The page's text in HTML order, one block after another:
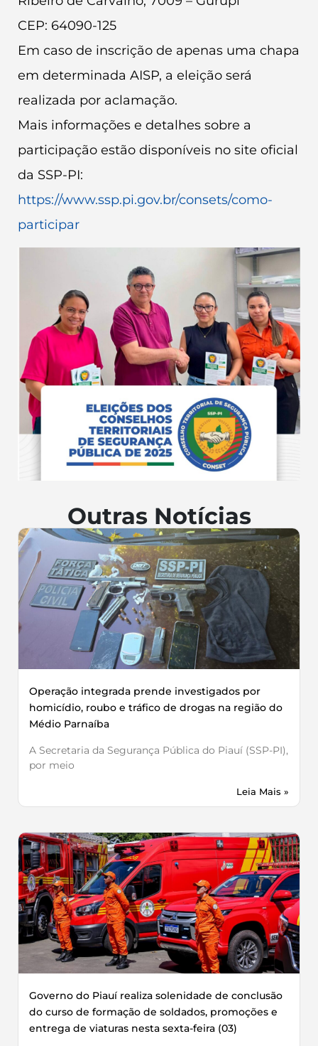
CEP: 64090-125
Em caso de inscrição de apenas uma chapa
em determinada AISP, a eleição será
realizada por aclamação.
Mais informações e detalhes sobre a
participação estão disponíveis no site oficial
da SSP-PI:
https://www.ssp.pi.gov.br/consets/como-
participar
Outras Notícias
Operação integrada prende investigados por
homicídio, roubo e tráfico de drogas na região do
Médio Parnaíba
A Secretaria da Segurança Pública do Piauí (SSP-PI),
por meio
Leia Mais »
Governo do Piauí realiza solenidade de conclusão
do curso de formação de soldados, promoções e
entrega de viaturas nesta sexta-feira (03)